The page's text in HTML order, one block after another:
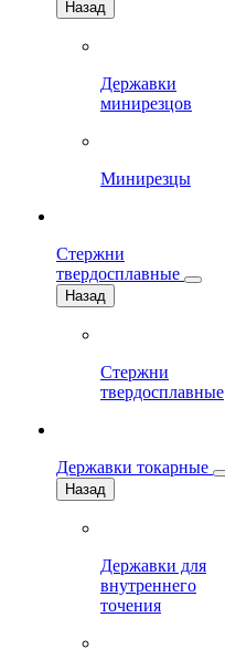
Назад
Державки
минирезцов
Минирезцы
Стержни
твердосплавные
Назад
Стержни
твердосплавные
Державки токарные
Назад
Державки для
внутреннего
точения